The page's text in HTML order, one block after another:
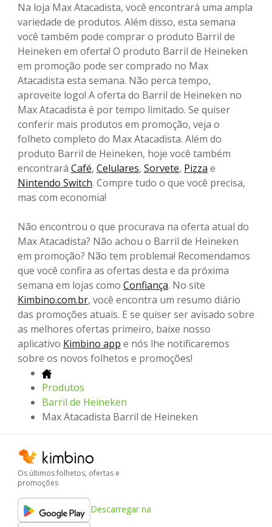
Na loja Max Atacadista, você encontrará uma ampla
variedade de produtos. Além disso, esta semana
você também pode comprar o produto Barril de
Heineken em oferta! O produto Barril de Heineken
em promoção pode ser comprado no Max
Atacadista esta semana. Não perca tempo,
aproveite logo! A oferta do Barril de Heineken no
Max Atacadista é por tempo limitado. Se quiser
conferir mais produtos em promoção, veja o
folheto completo do Max Atacadista. Além do
produto Barril de Heineken, hoje você também
encontrará Café, Celulares, Sorvete, Pizza e
Nintendo Switch. Compre tudo o que você precisa,
mas com economia!
Não encontrou o que procurava na oferta atual do
Max Atacadista? Não achou o Barril de Heineken
em promoção? Não tem problema! Recomendamos
que você confira as ofertas desta e da próxima
semana em lojas como Confiança. No site
Kimbino.com.br, você encontra um resumo diário
das promoções atuais. E se quiser ser avisado sobre
as melhores ofertas primeiro, baixe nosso
aplicativo Kimbino app e nós lhe notificaremos
sobre os novos folhetos e promoções!
Produtos
Barril de Heineken
Max Atacadista Barril de Heineken
Os últimos folhetos, ofertas e
promoções
Descarregar na